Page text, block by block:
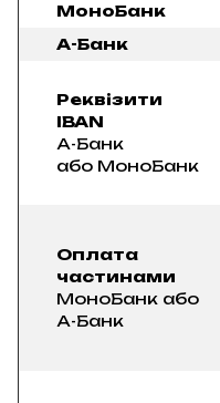
МоноБанк
А-Банк
Реквізити
IBAN
А-Банк
або МоноБанк
Оплата
частинами
МоноБанк або
А-Банк